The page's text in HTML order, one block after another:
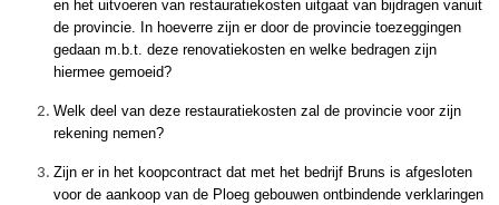
en het uitvoeren van restauratiekosten uitgaat van bijdragen vanuit
de provincie. In hoeverre zijn er door de provincie toezeggingen
gedaan m.b.t. deze renovatiekosten en welke bedragen zijn
hiermee gemoeid?
Welk deel van deze restauratiekosten zal de provincie voor zijn
rekening nemen?
Zijn er in het koopcontract dat met het bedrijf Bruns is afgesloten
voor de aankoop van de Ploeg gebouwen ontbindende verklaringen